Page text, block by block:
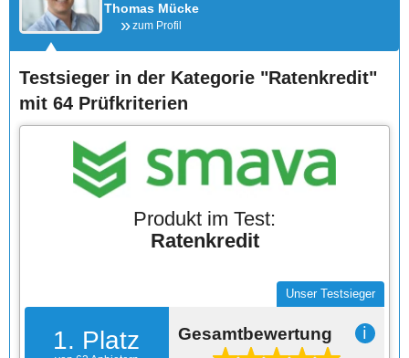
Thomas Mücke
zum Profil
Testsieger in der Kategorie "Ratenkredit"
mit 64 Prüfkriterien
Produkt im Test:
Ratenkredit
1. Platz
Unser Testsieger
Gesamtbewertung ℹ